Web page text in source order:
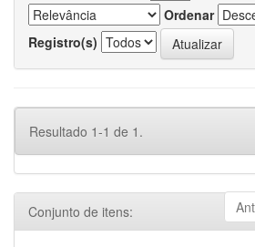
Ordenar
Registro(s)
Resultado 1-1 de 1.
Conjunto de itens: